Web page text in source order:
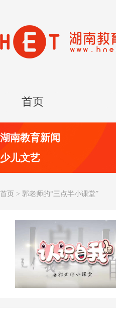
首页
湖南教育新闻
少儿文艺
首页 > 郭老师的“三点半小课堂”